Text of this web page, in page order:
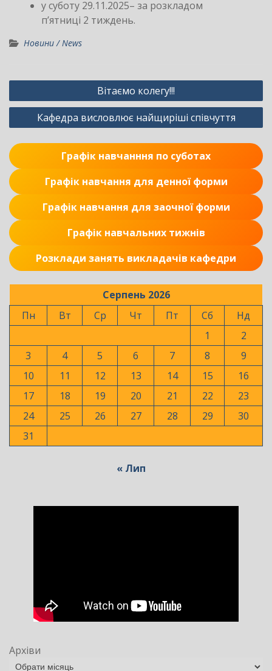
у суботу 29.11.2025– за розкладом
п’ятниці 2 тиждень.
Новини / News
Навігація
записів
Вітаємо колегу!!!
Кафедра висловлює найщиріші співчуття
Графік навчанння по суботах
Графік навчання для денної форми
Графік навчання для заочної форми
Графік навчальних тижнів
Розклади занять викладачів кафедри
Серпень 2026
Пн
Вт Ср Чт Пт Сб
Нд
1
2
3
4 5 6 7 8
9
10
11 12 13 14 15
16
17
18 19 20 21 22
23
24
25 26 27 28 29
30
31
« Лип
Архіви